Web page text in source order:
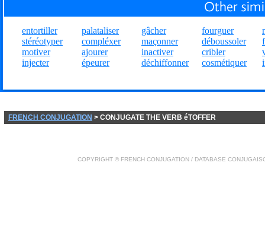
entortiller
stéréotyper
motiver
injecter
palataliser
compléxer
ajourer
épeurer
gâcher
maçonner
inactiver
déchiffonner
fourguer
déboussoler
cribler
cosmétiquer
FRENCH CONJUGATION > CONJUGATE THE VERB éTOFFER
COPYRIGHT © FRENCH CONJUGATION / DATABASE